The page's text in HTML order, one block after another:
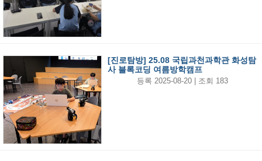
[진로탐방] 25.08 국립과천과학관 화성탐
사 블록코딩 여름방학캠프
등록 2025-08-20 | 조회 183